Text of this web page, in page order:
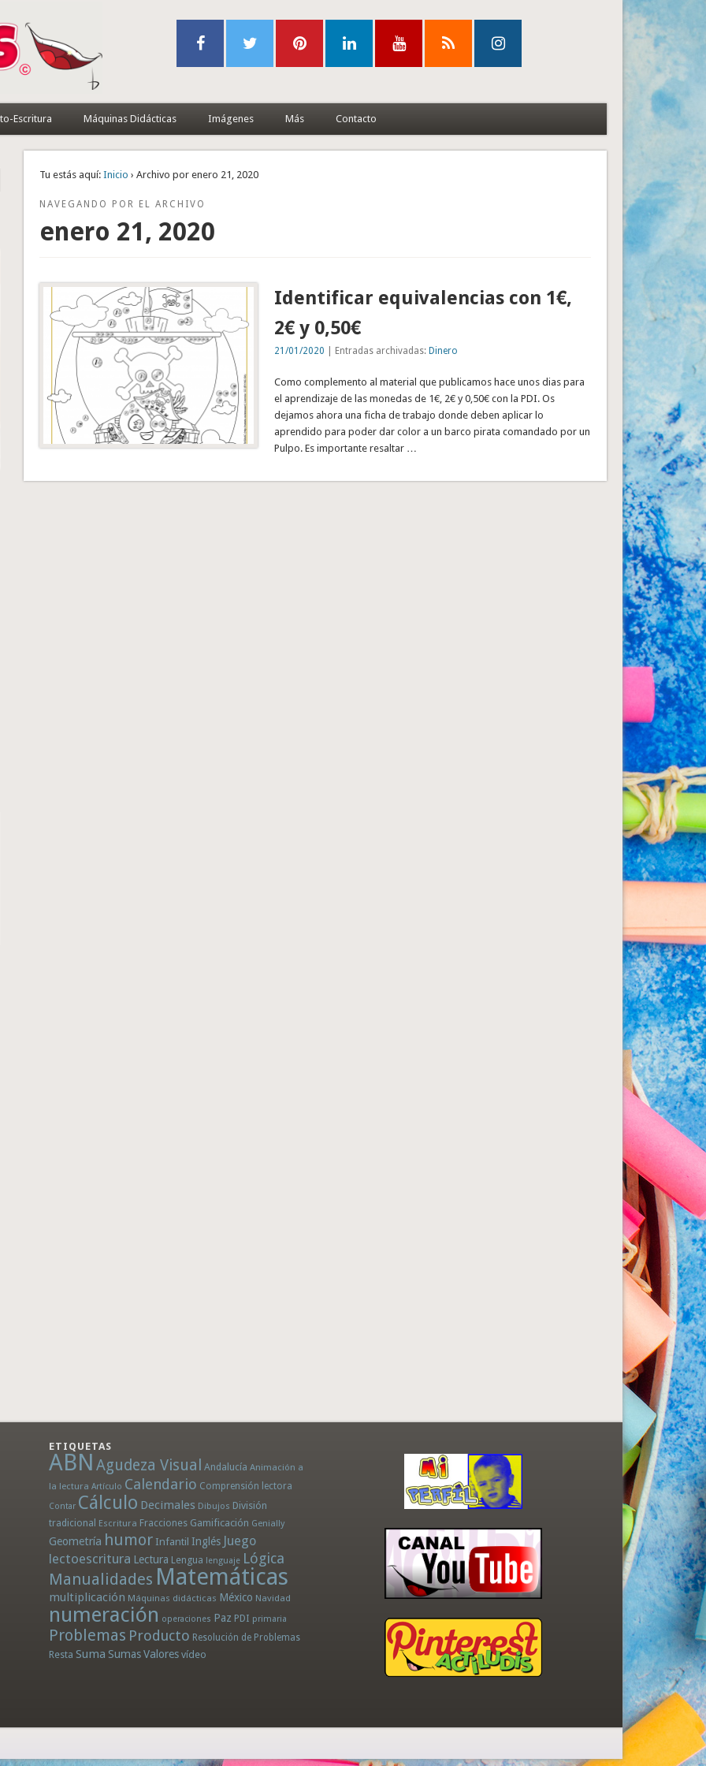
Escritura Máquinas Didácticas Imágenes Más Contacto
Tu estás aquí: Inicio › Archivo por enero 21, 2020
NAVEGANDO POR EL ARCHIVO
enero 21, 2020
Identificar equivalencias con 1€,
2€ y 0,50€
21/01/2020 | Entradas archivadas: Dinero
Como complemento al material que publicamos hace unos dias para
el aprendizaje de las monedas de 1€, 2€ y 0,50€ con la PDI. Os
dejamos ahora una ficha de trabajo donde deben aplicar lo
aprendido para poder dar color a un barco pirata comandado por un
Pulpo. Es importante resaltar …
ETIQUETAS
ABN Agudeza Visual Andalucía Animación a
la lectura Artículo Calendario Comprensión lectora
Contar Cálculo Decimales Dibujos División
tradicional Escritura Fracciones Gamificación Genially
Geometría humor Infantil Inglés Juego
lectoescritura Lectura Lengua lenguaje Lógica
Manualidades Matemáticas
multiplicación Máquinas didácticas México Navidad
numeración operaciones Paz PDI primaria
Problemas Producto Resolución de Problemas
Resta Suma SumasValores vídeo